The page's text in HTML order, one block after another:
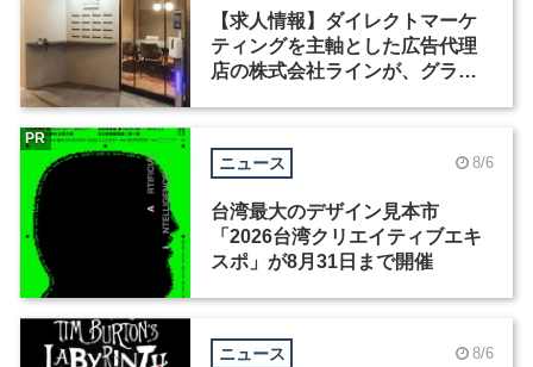
【求人情報】ダイレクトマーケ
ティングを主軸とした広告代理
店の株式会社ラインが、グラフ
ニュース 8/6
台湾最大のデザイン見本市
「2026台湾クリエイティブエキ
スポ」が8月31日まで開催
PR
ニュース 8/6